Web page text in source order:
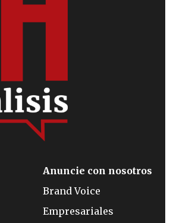
Anuncie con nosotros
Brand Voice
Empresariales